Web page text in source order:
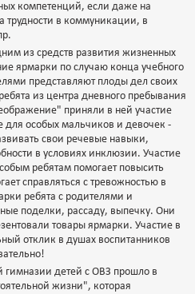
компетенций, если даже на
трудности в коммуникации, в
из средств развития жизненных
ярмарки по случаю конца учебного
представляют плоды дел своих
из центра дневного пребывания
приняли в ней участие
для особых мальчиков и девочек -
свои речевые навыки,
в условиях инклюзии. Участие
ребятам помогает повысить
справляться с тревожностью в
ребята с родителями и
поделки, рассаду, выпечку. Они
товары ярмарки. Участие в
отклик в душах воспитанников
гимназии детей с ОВЗ прошло в
жизни", которая